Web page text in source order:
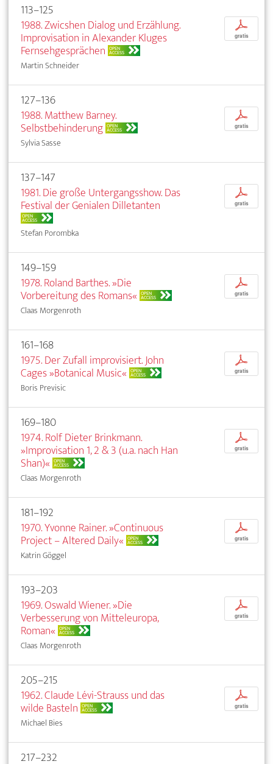
113–125
1988. Zwicshen Dialog und Erzählung.
Improvisation in Alexander Kluges
Fernsehgesprächen OPEN
ACCESS
Martin Schneider
p
gratis
127–136
1988. Matthew Barney.
Selbstbehinderung OPEN
ACCESS
Sylvia Sasse
p
gratis
137–147
1981. Die große Untergangsshow. Das
Festival der Genialen Dilletanten
OPEN
ACCESS
Stefan Porombka
p
gratis
149–159
1978. Roland Barthes. »Die
Vorbereitung des Romans« OPEN
ACCESS
Claas Morgenroth
p
gratis
161–168
1975. Der Zufall improvisiert. John
Cages »Botanical Music« OPEN
ACCESS
Boris Previsic
p
gratis
169–180
1974. Rolf Dieter Brinkmann.
»Improvisation 1, 2 & 3 (u.a. nach Han
Shan)« OPEN
ACCESS
Claas Morgenroth
p
gratis
181–192
1970. Yvonne Rainer. »Continuous
Project – Altered Daily« OPEN
ACCESS
Katrin Göggel
p
gratis
193–203
1969. Oswald Wiener. »Die
Verbesserung von Mitteleuropa,
Roman« OPEN
ACCESS
Claas Morgenroth
p
gratis
205–215
1962. Claude Lévi-Strauss und das
wilde Basteln OPEN
ACCESS
Michael Bies
p
gratis
217–232